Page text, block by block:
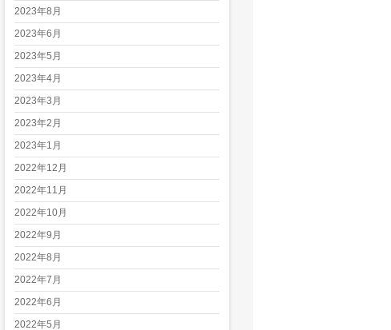
2023年8月
2023年6月
2023年5月
2023年4月
2023年3月
2023年2月
2023年1月
2022年12月
2022年11月
2022年10月
2022年9月
2022年8月
2022年7月
2022年6月
2022年5月